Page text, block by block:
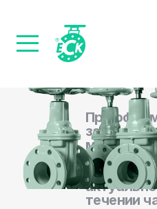
При
заказа на
продаж
течении